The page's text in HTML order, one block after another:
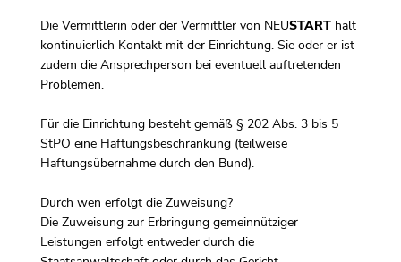
Die Vermittlerin oder der Vermittler von NEUSTARThält
kontinuierlich Kontakt mit der Einrichtung. Sie oder er ist
zudem die Ansprechperson bei eventuell auftretenden
Problemen.
Für die Einrichtung besteht gemäß § 202 Abs. 3 bis 5
StPO eine Haftungsbeschränkung (teilweise
Haftungsübernahme durch den Bund).
Durch wen erfolgt die Zuweisung?
Die Zuweisung zur Erbringung gemeinnütziger
Leistungen erfolgt entweder durch die